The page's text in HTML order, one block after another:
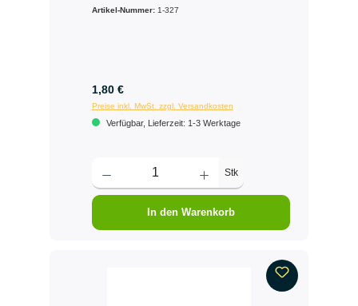
Artikel-Nummer: 1-327
1,80 €
Preise inkl. MwSt. zzgl. Versandkosten
Verfügbar, Lieferzeit: 1-3 Werktage
Stk
In den Warenkorb